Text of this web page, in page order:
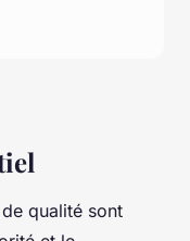
qualité sont